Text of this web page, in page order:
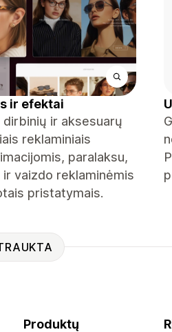
ir efektai
ir aksesuarų
reklaminiais
paralaksu,
vaizdo reklaminėmis
pristatymais.
Produktų